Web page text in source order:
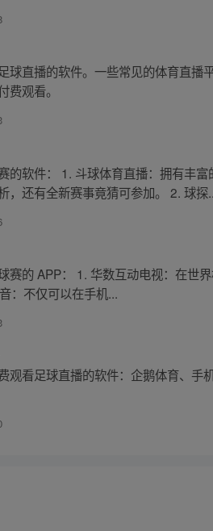
球直播的软件。一些常见的体育直
观看。
的软件： 1. 斗球体育直播：拥有丰
，还有全新赛事竟猜可参加。 2. 球探
赛的 APP： 1. 华数互动电视：在世
：不仅可以在手机...
观看足球直播的软件：企鹅体育、